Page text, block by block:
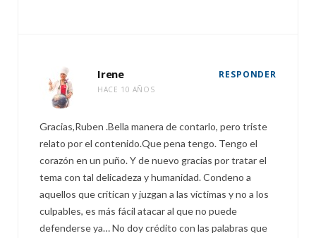
Irene
HACE 10 AÑOS
RESPONDER
Gracias,Ruben .Bella manera de contarlo, pero triste
relato por el contenido.Que pena tengo. Tengo el
corazón en un puño. Y de nuevo gracias por tratar el
tema con tal delicadeza y humanidad. Condeno a
aquellos que critican y juzgan a las víctimas y no a los
culpables, es más fácil atacar al que no puede
defenderse ya… No doy crédito con las palabras que